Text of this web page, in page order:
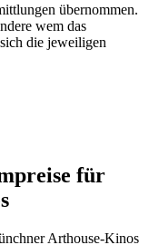
übernommen.
wem das
die jeweiligen
für